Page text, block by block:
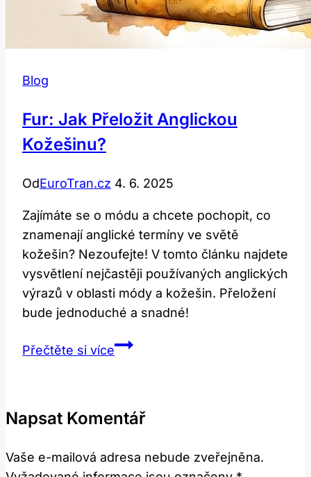
Blog
Fur: Jak Přeložit Anglickou
Kožešinu?
OdEuroTran.cz 4. 6. 2025
Zajímáte se o módu a chcete pochopit, co
znamenají anglické termíny ve světě
kožešin? Nezoufejte! V tomto článku najdete
vysvětlení nejčastěji používaných anglických
výrazů v oblasti módy a kožešin. Přeložení
bude jednoduché a snadné!
Přečtěte si víceFur:
Kožešinu?
Napsat Komentář
Vaše e-mailová adresa nebude zveřejněna.